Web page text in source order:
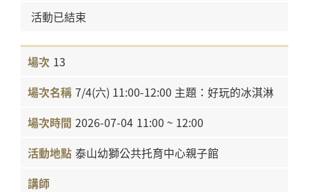
活動已結束
13
7/4(六) 11:00-12:00 主題：好玩的冰淇淋
2026-07-04 11:00 ~ 12:00
泰山幼獅公共托育中心親子館